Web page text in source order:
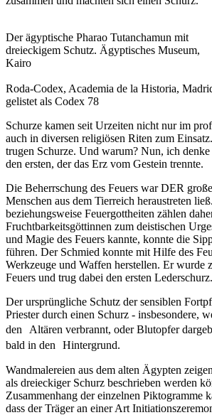
Der ägyptische Pharao Tutanchamun mit
dreieckigem Schutz. Ägyptisches Museum,
Kairo
Roda-Codex, Academia de la Historia,
gelistet als Codex 78
Schurze kamen seit Urzeiten nicht nur im
auch in diversen religiösen Riten zum
trugen Schurze. Und warum? Nun, ich
den ersten, der das Erz vom Gestein trennte.
Die Beherrschung des Feuers war DER
Menschen aus dem Tierreich heraustreten
beziehungsweise Feuergottheiten zählen
Fruchtbarkeitsgöttinnen zum deistischen
und Magie des Feuers kannte, konnte die
führen. Der Schmied konnte mit Hilfe des
Werkzeuge und Waffen herstellen. Er wurde
Feuers und trug dabei den ersten Lederschurz.
Der ursprüngliche Schutz der sensiblen
Priester durch einen Schurz - insbesondere,
den Altären verbrannt, oder Blutopfer
bald in den Hintergrund.
Wandmalereien aus dem alten Ägypten
als dreieckiger Schurz beschrieben werden
Zusammenhang der einzelnen Piktogramme
dass der Träger an einer Art